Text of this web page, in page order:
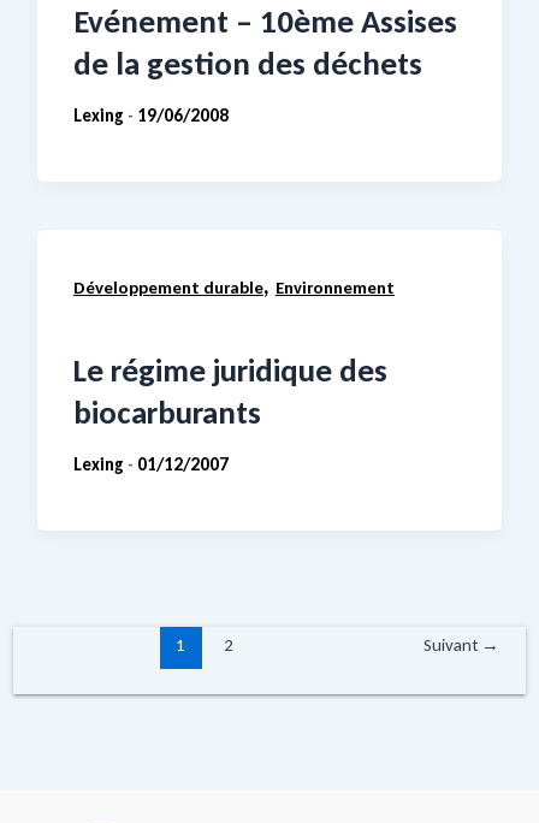
Evénement – 10ème Assises
de la gestion des déchets
Lexing - 19/06/2008
Développement durable, Environnement
Le régime juridique des
biocarburants
Lexing - 01/12/2007
1 2 Suivant →